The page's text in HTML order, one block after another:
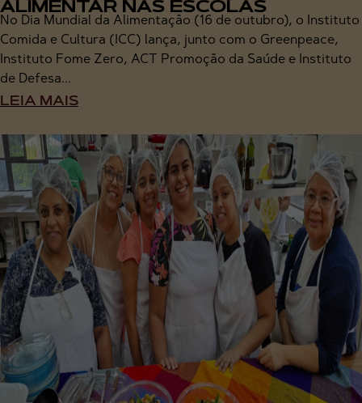
ALIMENTAR NAS ESCOLAS
No Dia Mundial da Alimentação (16 de outubro), o Instituto
Comida e Cultura (ICC) lança, junto com o Greenpeace,
Instituto Fome Zero, ACT Promoção da Saúde e Instituto
de Defesa...
LEIA MAIS